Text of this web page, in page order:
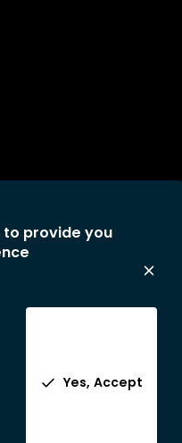
to provide you
Yes, Accept